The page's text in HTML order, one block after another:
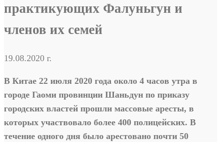
практикующих Фалуньгун и
членов их семей
19.08.2020 г.
В Китае 22 июля 2020 года около 4 часов утра в
городе Гаоми провинции Шаньдун по приказу
городских властей прошли массовые аресты, в
которых участвовало более 400 полицейских. В
течение одного дня было арестовано почти 50